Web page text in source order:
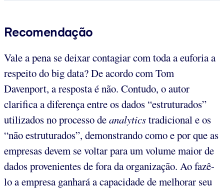
Recomendação
Vale a pena se deixar contagiar com toda a euforia a
respeito do big data? De acordo com Tom
Davenport, a resposta é não. Contudo, o autor
clarifica a diferença entre os dados “estruturados”
utilizados no processo deanalyticstradicional e os
“não estruturados”, demonstrando como e por que as
empresas devem se voltar para um volume maior de
dados provenientes de fora da organização. Ao fazê-
lo a empresa ganhará a capacidade de melhorar seu